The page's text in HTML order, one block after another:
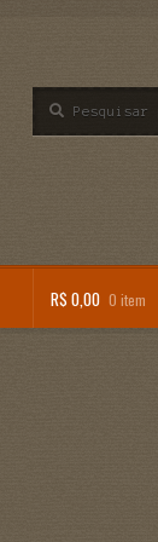
por:
R$0,00 0 item